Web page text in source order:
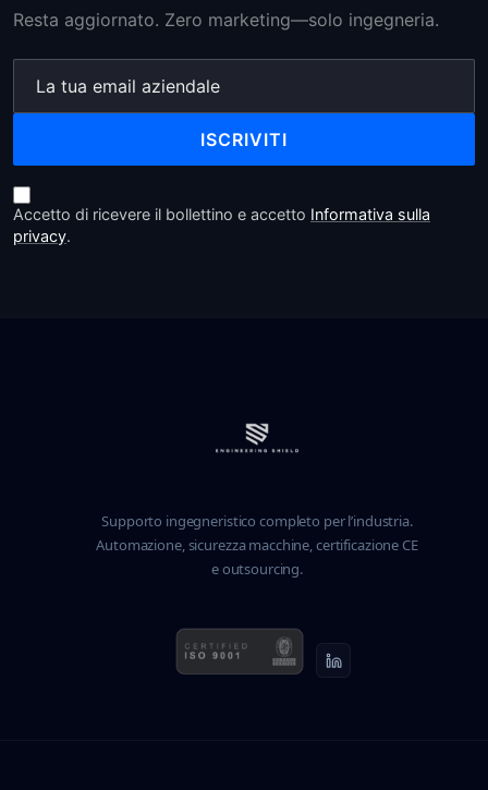
Resta aggiornato. Zero marketing—solo ingegneria.
ISCRIVITI
Accetto di ricevere il bollettino e accetto Informativa sulla
privacy.
Supporto ingegneristico completo per l’industria.
Automazione, sicurezza macchine, certificazione CE
e outsourcing.